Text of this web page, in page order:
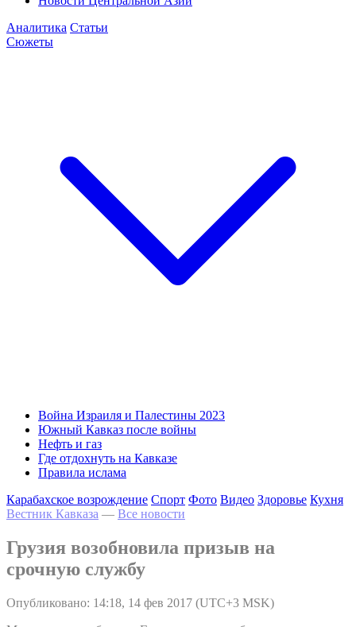
Аналитика Статьи
Сюжеты
Война Израиля и Палестины 2023
Южный Кавказ после войны
Нефть и газ
Где отдохнуть на Кавказе
Правила ислама
Карабахское возрождение Спорт Фото Видео Здоровье Кухня
Вестник Кавказа — Все новости
Грузия возобновила призыв на
срочную службу
Опубликовано: 14:18, 14 фев 2017 (UTC+3 MSK)